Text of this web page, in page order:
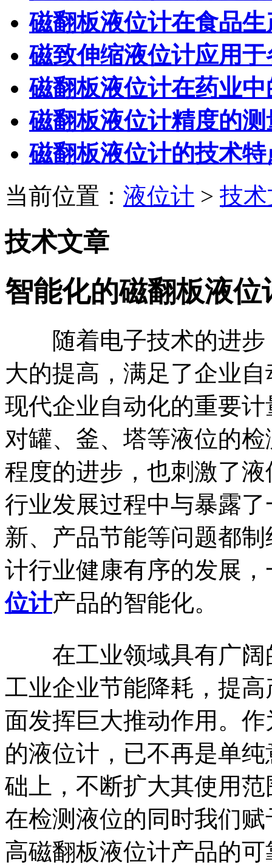
磁翻板液位计在食品
磁致伸缩液位计应用
磁翻板液位计在药业
磁翻板液位计精度的
磁翻板液位计的技术
当前位置： 液位计 > 技
技术文章
智能化的磁翻板液
随着电子技术的进步
大的提高，满足了企业
现代企业自动化的重要
对罐、釜、塔等液位的
程度的进步，也刺激了
行业发展过程中与暴露
新、产品节能等问题都
计行业健康有序的发展
位计产品的智能化。
在工业领域具有广阔
工业企业节能降耗，提
面发挥巨大推动作用。
的液位计，已不再是单
础上，不断扩大其使用
在检测液位的同时我们
高磁翻板液位计产品的